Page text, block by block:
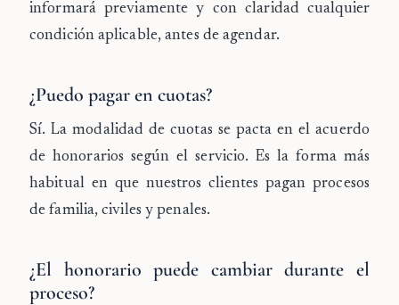
informará previamente y con claridad cualquier
condición aplicable, antes de agendar.
¿Puedo pagar en cuotas?
Sí. La modalidad de cuotas se pacta en el acuerdo
de honorarios según el servicio. Es la forma más
habitual en que nuestros clientes pagan procesos
de familia, civiles y penales.
¿El honorario puede cambiar durante el
proceso?